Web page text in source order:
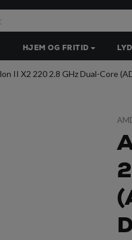
HJEM OG FRITID
II X2 220 2.8 GHz Dual-Core